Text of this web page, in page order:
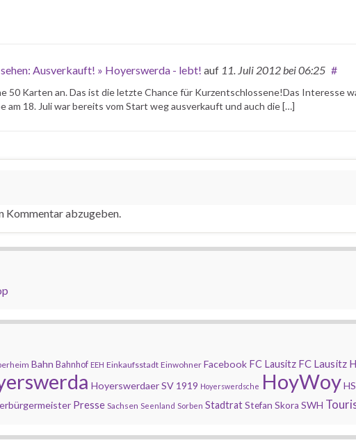
Ausverkauft! » Hoyerswerda - lebt! auf 11. Juli 2012bei 06:25 #
50 Karten an. Das ist die letzte Chance für Kurzentschlossene!Das Interesse
18. Juli war bereits vom Start weg ausverkauft und auch die […]
Kommentar abzugeben.
Bahn Bahnhof EEH Einkaufsstadt Einwohner Facebook FC Lausitz FC Lausitz
Hoyerswerdaer SV 1919 Hoyerswerdsche HoyWoy
Presse Sachsen Seenland Sorben StadtratStefan Skora SWH